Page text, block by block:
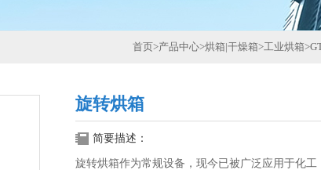
首页>产品中心>烘箱|干燥箱>工业烘箱>
旋转烘箱
简要描述：
旋转烘箱作为常规设备，现今已被广泛应用于化工